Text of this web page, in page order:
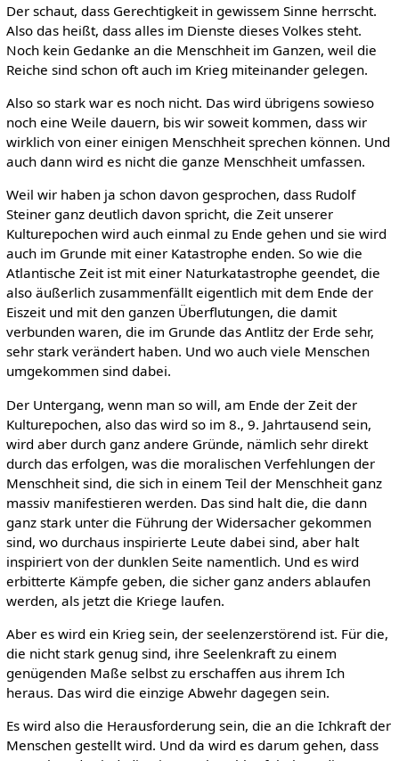
Der schaut, dass Gerechtigkeit in gewissem Sinne herrscht.
Also das heißt, dass alles im Dienste dieses Volkes steht.
Noch kein Gedanke an die Menschheit im Ganzen, weil die
Reiche sind schon oft auch im Krieg miteinander gelegen.
Also so stark war es noch nicht. Das wird übrigens sowieso
noch eine Weile dauern, bis wir soweit kommen, dass wir
wirklich von einer einigen Menschheit sprechen können. Und
auch dann wird es nicht die ganze Menschheit umfassen.
Weil wir haben ja schon davon gesprochen, dass Rudolf
Steiner ganz deutlich davon spricht, die Zeit unserer
Kulturepochen wird auch einmal zu Ende gehen und sie wird
auch im Grunde mit einer Katastrophe enden. So wie die
Atlantische Zeit ist mit einer Naturkatastrophe geendet, die
also äußerlich zusammenfällt eigentlich mit dem Ende der
Eiszeit und mit den ganzen Überflutungen, die damit
verbunden waren, die im Grunde das Antlitz der Erde sehr,
sehr stark verändert haben. Und wo auch viele Menschen
umgekommen sind dabei.
Der Untergang, wenn man so will, am Ende der Zeit der
Kulturepochen, also das wird so im 8., 9. Jahrtausend sein,
wird aber durch ganz andere Gründe, nämlich sehr direkt
durch das erfolgen, was die moralischen Verfehlungen der
Menschheit sind, die sich in einem Teil der Menschheit ganz
massiv manifestieren werden. Das sind halt die, die dann
ganz stark unter die Führung der Widersacher gekommen
sind, wo durchaus inspirierte Leute dabei sind, aber halt
inspiriert von der dunklen Seite namentlich. Und es wird
erbitterte Kämpfe geben, die sicher ganz anders ablaufen
werden, als jetzt die Kriege laufen.
Aber es wird ein Krieg sein, der seelenzerstörend ist. Für die,
die nicht stark genug sind, ihre Seelenkraft zu einem
genügenden Maße selbst zu erschaffen aus ihrem Ich
heraus. Das wird die einzige Abwehr dagegen sein.
Es wird also die Herausforderung sein, die an die Ichkraft der
Menschen gestellt wird. Und da wird es darum gehen, dass